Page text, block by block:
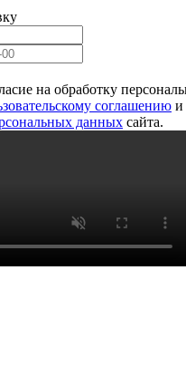
на обработку
соглашению и
данных сайта.